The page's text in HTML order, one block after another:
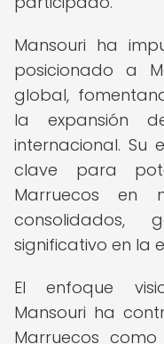
Mansouri ha
posicionado a
global,
la expansión
internacional. Su
clave para
Marruecos en
consolidados,
significativo en la
El enfoque
Mansouri ha
Marruecos